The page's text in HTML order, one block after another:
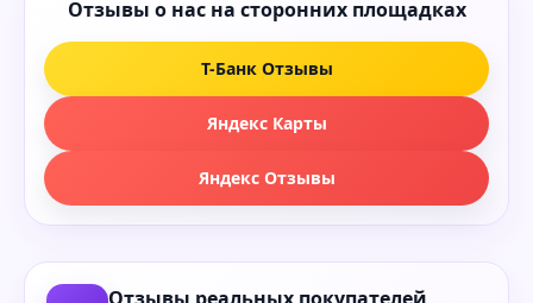
Отзывы о нас на сторонних площадках
Т-Банк Отзывы
Яндекс Карты
Яндекс Отзывы
Отзывы реальных покупателей